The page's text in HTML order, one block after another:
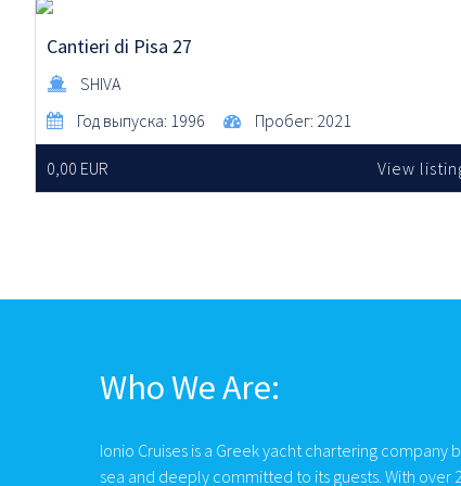
Cantieri di Pisa 27
SHIVA
Год выпуска: 1996 Пробег: 2021
0,00 EUR View
Who We Are:
Ionio Cruises is a Greek yacht chartering company
sea and deeply committed to its guests. With over